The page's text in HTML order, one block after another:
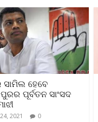
ହେବେ
ପୂର୍ବତନ ସାଂସଦ
2021 0